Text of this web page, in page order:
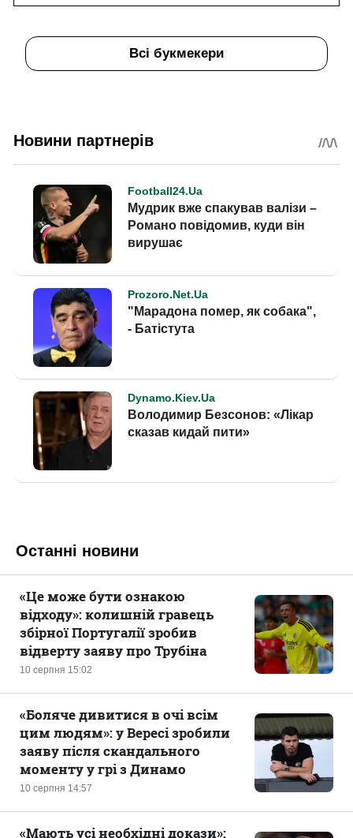
Всі букмекери
Останні новини
10 серпня 15:02
«Це може бути ознакою
відходу»: колишній гравець
збірної Португалії зробив
відверту заяву про Трубіна
10 серпня 14:57
«Боляче дивитися в очі всім
цим людям»: у Вересі зробили
заяву після скандального
моменту у грі з Динамо
«Мають усі необхідні докази»: